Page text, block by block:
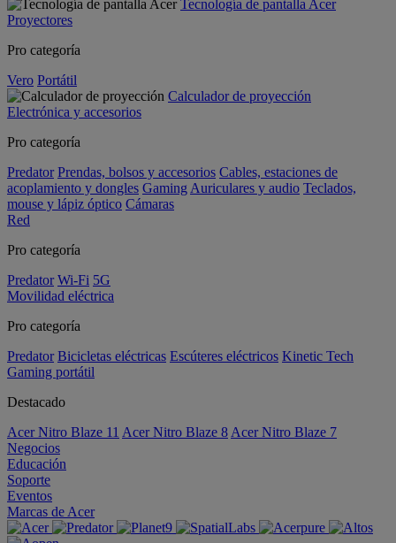
Tecnología de pantalla Acer
Proyectores
Pro categoría
Vero Portátil
Calculador de proyección
Electrónica y accesorios
Pro categoría
Predator Prendas, bolsos y accesorios Cables, estaciones de
acoplamiento y dongles Gaming Auriculares y audio Teclados,
mouse y lápiz óptico Cámaras
Red
Pro categoría
Predator Wi-Fi 5G
Movilidad eléctrica
Pro categoría
Predator Bicicletas eléctricas Escúteres eléctricos Kinetic Tech
Gaming portátil
Destacado
Acer Nitro Blaze 11 Acer Nitro Blaze 8 Acer Nitro Blaze 7
Negocios
Educación
Soporte
Eventos
Marcas de Acer